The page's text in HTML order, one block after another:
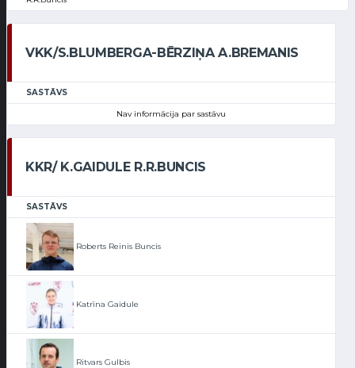
VKK/S.BLUMBERGA-BĒRZIŅA A.BREMANIS
SASTĀVS
Nav informācija par sastāvu
KKR/ K.GAIDULE R.R.BUNCIS
SASTĀVS
Roberts Reinis Buncis
Katrīna Gaidule
Ritvars Gulbis